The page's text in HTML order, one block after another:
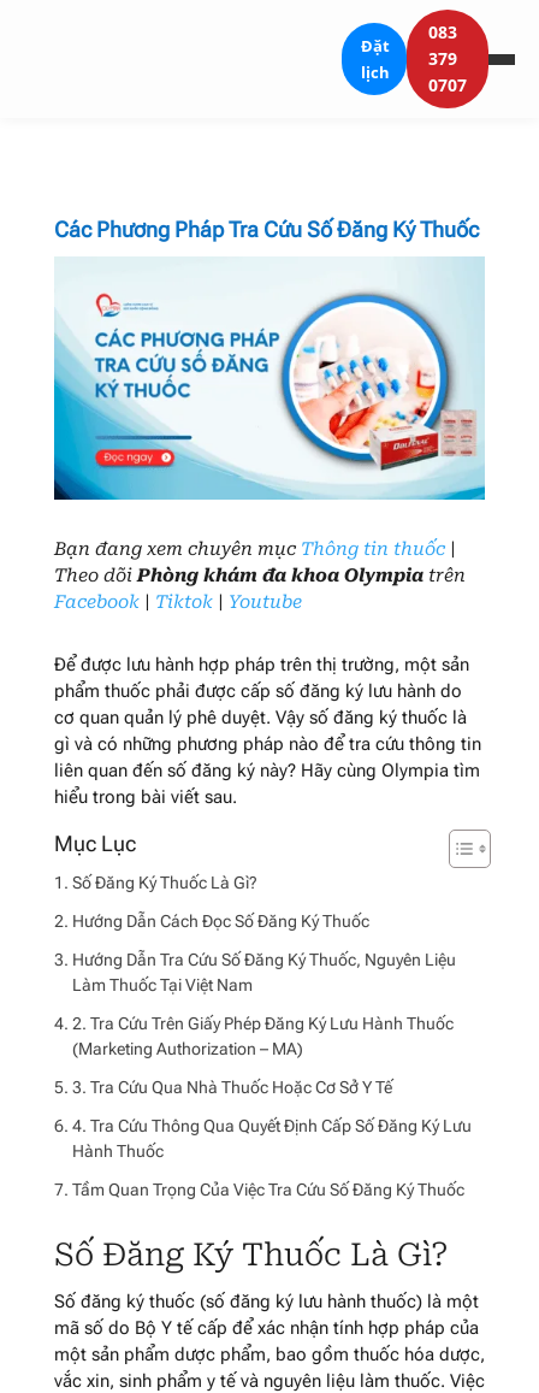
Đặt
lịch
083
379
0707
Các Phương Pháp Tra Cứu Số Đăng Ký Thuốc
Bạn đang xem chuyên mục Thông tin thuốc|
Theo dõi Phòng khám đa khoa Olympiatrên
Facebook| Tiktok| Youtube
Để được lưu hành hợp pháp trên thị trường, một sản
phẩm thuốc phải được cấp số đăng ký lưu hành do
cơ quan quản lý phê duyệt. Vậy số đăng ký thuốc là
gì và có những phương pháp nào để tra cứu thông tin
liên quan đến số đăng ký này? Hãy cùng Olympia tìm
hiểu trong bài viết sau.
Số Đăng Ký Thuốc Là Gì?
Hướng Dẫn Cách Đọc Số Đăng Ký Thuốc
Hướng Dẫn Tra Cứu Số Đăng Ký Thuốc, Nguyên Liệu
Làm Thuốc Tại Việt Nam
2. Tra Cứu Trên Giấy Phép Đăng Ký Lưu Hành Thuốc
(Marketing Authorization – MA)
3. Tra Cứu Qua Nhà Thuốc Hoặc Cơ Sở Y Tế
4. Tra Cứu Thông Qua Quyết Định Cấp Số Đăng Ký Lưu
Hành Thuốc
Tầm Quan Trọng Của Việc Tra Cứu Số Đăng Ký Thuốc
Số Đăng Ký Thuốc Là Gì?
Số đăng ký thuốc (số đăng ký lưu hành thuốc) là một
mã số do Bộ Y tế cấp để xác nhận tính hợp pháp của
một sản phẩm dược phẩm, bao gồm thuốc hóa dược,
vắc xin, sinh phẩm y tế và nguyên liệu làm thuốc. Việc